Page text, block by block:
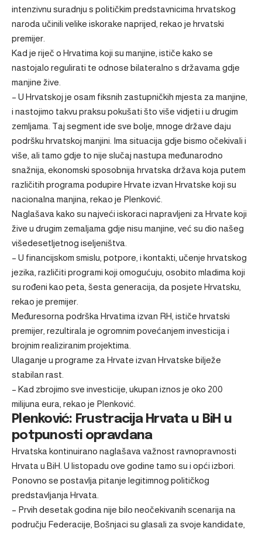
intenzivnu suradnju s političkim predstavnicima hrvatskog
naroda učinili velike iskorake naprijed, rekao je hrvatski
premijer.
Kad je riječ o Hrvatima koji su manjine, ističe kako se
nastojalo regulirati te odnose bilateralno s državama gdje
manjine žive.
– U Hrvatskoj je osam fiksnih zastupničkih mjesta za manjine,
i nastojimo takvu praksu pokušati što više vidjeti i u drugim
zemljama. Taj segment ide sve bolje, mnoge države daju
podršku hrvatskoj manjini. Ima situacija gdje bismo očekivali i
više, ali tamo gdje to nije slučaj nastupa međunarodno
snažnija, ekonomski sposobnija hrvatska država koja putem
različitih programa podupire Hrvate izvan Hrvatske koji su
nacionalna manjina, rekao je Plenković.
Naglašava kako su najveći iskoraci napravljeni za Hrvate koji
žive u drugim zemaljama gdje nisu manjine, već su dio našeg
višedesetljetnog iseljeništva.
– U financijskom smislu, potpore, i kontakti, učenje hrvatskog
jezika, različiti programi koji omogućuju, osobito mladima koji
su rođeni kao peta, šesta generacija, da posjete Hrvatsku,
rekao je premijer.
Međuresorna podrška Hrvatima izvan RH, ističe hrvatski
premijer, rezultirala je ogromnim povećanjem investicija i
brojnim realiziranim projektima.
Ulaganje u programe za Hrvate izvan Hrvatske bilježe
stabilan rast.
– Kad zbrojimo sve investicije, ukupan iznos je oko 200
milijuna eura, rekao je Plenković.
Plenković: Frustracija Hrvata u BiH u
potpunosti opravdana
Hrvatska kontinuirano naglašava važnost ravnopravnosti
Hrvata u BiH. U listopadu ove godine tamo su i opći izbori.
Ponovno se postavlja pitanje legitimnog političkog
predstavljanja Hrvata.
– Prvih desetak godina nije bilo neočekivanih scenarija na
području Federacije, Bošnjaci su glasali za svoje kandidate,